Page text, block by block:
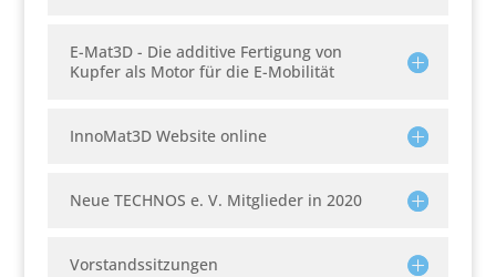
E-Mat3D - Die additive Fertigung von
Kupfer als Motor für die E-Mobilität
InnoMat3D Website online
Neue TECHNOS e. V. Mitglieder in 2020
Vorstandssitzungen